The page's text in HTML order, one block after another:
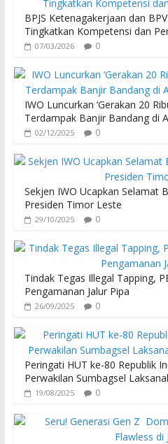
BPJS Ketenagakerjaan dan
Tingkatkan Kompetensi dan
07/03/2026 0
IWO Luncurkan ‘Gerakan 20
Terdampak Banjir Bandang di
02/12/2025 0
Sekjen IWO Ucapkan Selamat
Presiden Timor Leste
29/10/2025 0
Tindak Tegas Illegal Tapping,
Pengamanan Jalur Pipa
26/09/2025 0
Peringati HUT ke-80 Republik
Perwakilan Sumbagsel
19/08/2025 0